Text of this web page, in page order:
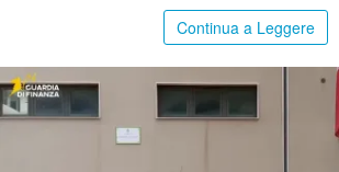
Continua a Leggere